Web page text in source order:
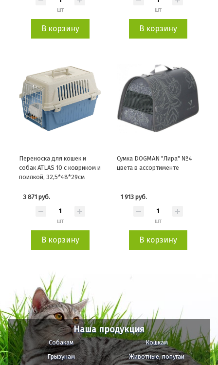
шт
В корзину
шт
В корзину
Переноска для кошек и
собак ATLAS 10 с ковриком и
поилкой, 32,5*48*29см
3 871 руб.
шт
В корзину
Сумка DOGMAN "Лира" №4
цвета в ассортименте
1 913 руб.
шт
В корзину
Наша продукция
Собакам
Кошкам
Грызунам
Животные, попугаи